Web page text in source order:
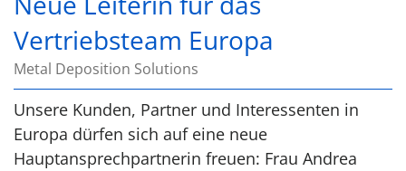
Vertriebsteam Europa
Metal Deposition Solutions
Unsere Kunden, Partner und Interessenten in
Europa dürfen sich auf eine neue
Hauptansprechpartnerin freuen: Frau Andrea